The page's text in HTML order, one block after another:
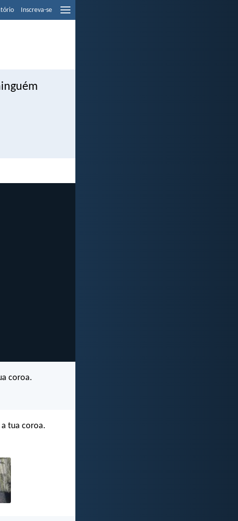
Inscreva-se
coroa.
a tua coroa.